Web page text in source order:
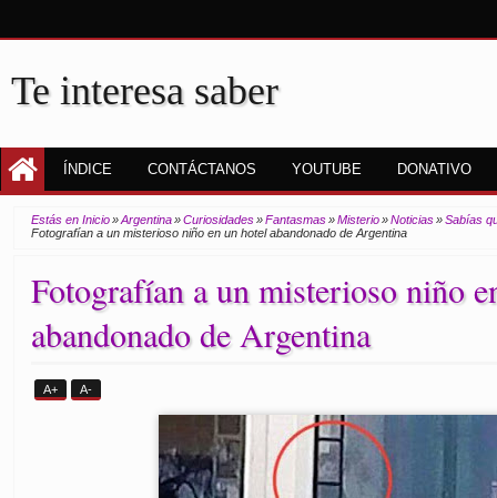
Te interesa saber
ÍNDICE CONTÁCTANOS YOUTUBE DONATIVO
Estás en Inicio»Argentina»Curiosidades»Fantasmas»Misterio»Noticias»Sabías
Fotografían a un misterioso niño en un hotel abandonado de Argentina
Fotografían a un misterioso niño
abandonado de Argentina
A+ A-